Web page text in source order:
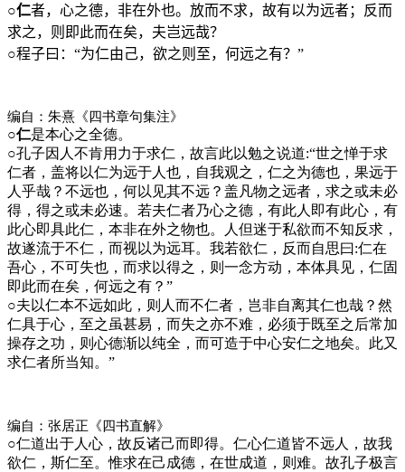
○仁者，心之德，非在外也。放而不求，故有以为远者；反而
求之，则即此而在矣，夫岂远哉？
○程子曰：“为仁由己，欲之则至，何远之有？”
编自：朱熹《四书章句集注》
○仁是本心之全德。
○孔子因人不肯用力于求仁，故言此以勉之说道:“世之惮于求
仁者，盖将以仁为远于人也，自我观之，仁之为德也，果远于
人乎哉？不远也，何以见其不远？盖凡物之远者，求之或未必
得，得之或未必速。若夫仁者乃心之德，有此人即有此心，有
此心即具此仁，本非在外之物也。人但迷于私欲而不知反求，
故遂流于不仁，而视以为远耳。我若欲仁，反而自思曰:仁在
吾心，不可失也，而求以得之，则一念方动，本体具见，仁固
即此而在矣，何远之有？”
○夫以仁本不远如此，则人而不仁者，岂非自离其仁也哉？然
仁具于心，至之虽甚易，而失之亦不难，必须于既至之后常加
操存之功，则心德渐以纯全，而可造于中心安仁之地矣。此又
求仁者所当知。”
编自：张居正《四书直解》
○仁道出于人心，故反诸己而即得。仁心仁道皆不远人，故我
欲仁，斯仁至。惟求在己成德，在世成道，则难。故孔子极言